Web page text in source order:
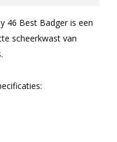
46 Best Badger is een
scheerkwast van